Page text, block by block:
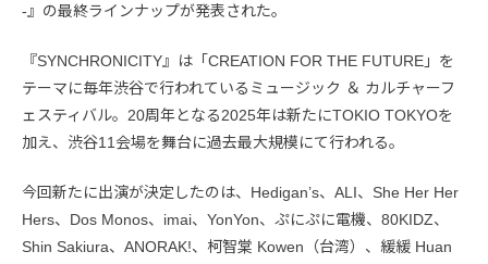
-』の最終ラインナップが発表された。
『SYNCHRONICITY』は「CREATION FOR THE FUTURE」を
テーマに毎年渋谷で行われているミュージック ＆ カルチャーフ
ェスティバル。20周年となる2025年は新たにTOKIO TOKYOを
加え、渋谷11会場を舞台に過去最大規模にて行われる。
今回新たに出演が決定したのは、Hedigan’s、ALI、She Her Her
Hers、Dos Monos、imai、YonYon、ぷにぷに電機、80KIDZ、
Shin Sakiura、ANORAK!、柯智棠 Kowen（台湾）、緩緩 Huan